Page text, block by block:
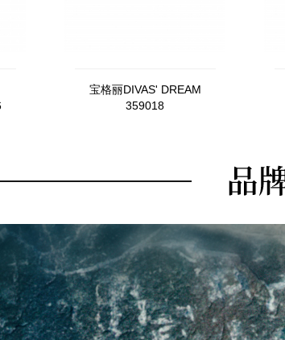
宝格丽DIVAS' DREAM
359018